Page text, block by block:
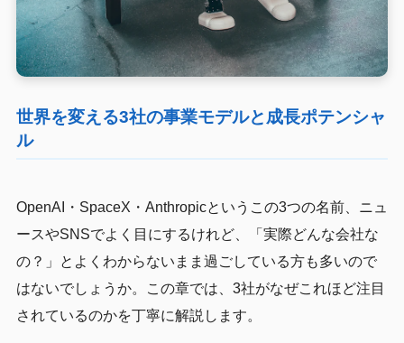
世界を変える3社の事業モデルと成長ポテンシャ
ル
OpenAI・SpaceX・Anthropicというこの3つの名前、ニュ
ースやSNSでよく目にするけれど、「実際どんな会社な
の？」とよくわからないまま過ごしている方も多いので
はないでしょうか。この章では、3社がなぜこれほど注目
されているのかを丁寧に解説します。